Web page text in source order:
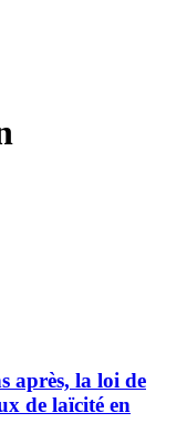
après, la loi de
de laïcité en